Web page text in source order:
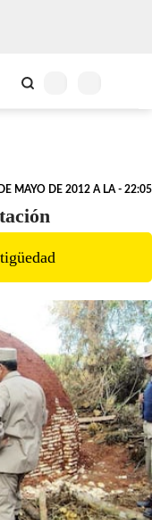
MAYO DE 2012 A LA - 22:05